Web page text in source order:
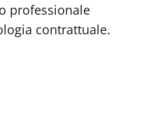
professionale
contrattuale.